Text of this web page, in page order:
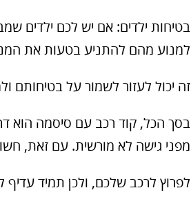
בטיחות ילדים: אם יש לכם ילדים
למנוע מהם להתניע בטעות את
זה יכול לעזור לשמור על בטיחותם
בסך הכל, קוד רכב עם סיסמה הוא
מפני גישה לא מורשית. עם זאת,
לפרוץ לרכב שלכם, ולכן תמיד עדיף